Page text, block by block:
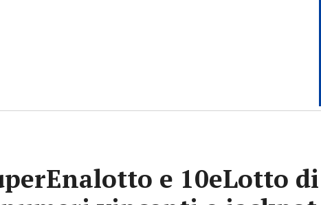
e 10eLotto